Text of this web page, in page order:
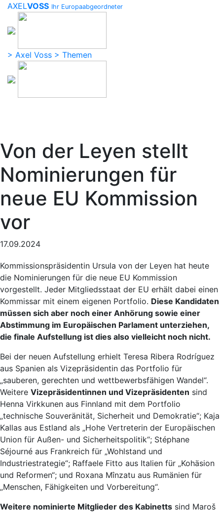
AXELVOSS Ihr Europaabgeordneter
> Axel Voss > Themen
Von der Leyen stellt
Nominierungen für
neue EU Kommission
vor
17.09.2024
Kommissionspräsidentin Ursula von der Leyen hat heute
die Nominierungen für die neue EU Kommission
vorgestellt. Jeder Mitgliedsstaat der EU erhält dabei einen
Kommissar mit einem eigenen Portfolio. Diese Kandidaten
müssen sich aber noch einer Anhörung sowie einer
Abstimmung im Europäischen Parlament unterziehen,
die finale Aufstellung ist dies also vielleicht noch nicht.
Bei der neuen Aufstellung erhielt Teresa Ribera Rodríguez
aus Spanien als Vizepräsidentin das Portfolio für
„sauberen, gerechten und wettbewerbsfähigen Wandel“.
Weitere Vizepräsidentinnen und Vizepräsidenten sind
Henna Virkkunen aus Finnland mit dem Portfolio
„technische Souveränität, Sicherheit und Demokratie“; Kaja
Kallas aus Estland als „Hohe Vertreterin der Europäischen
Union für Außen- und Sicherheitspolitik“; Stéphane
Séjourné aus Frankreich für „Wohlstand und
Industriestrategie“; Raffaele Fitto aus Italien für „Kohäsion
und Reformen“; und Roxana Mînzatu aus Rumänien für
„Menschen, Fähigkeiten und Vorbereitung“.
Weitere nominierte Mitglieder des Kabinetts sind Maroš